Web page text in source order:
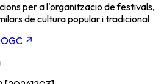
per a l'organitzacio de festivals,
de cultura popular i tradicional
↗